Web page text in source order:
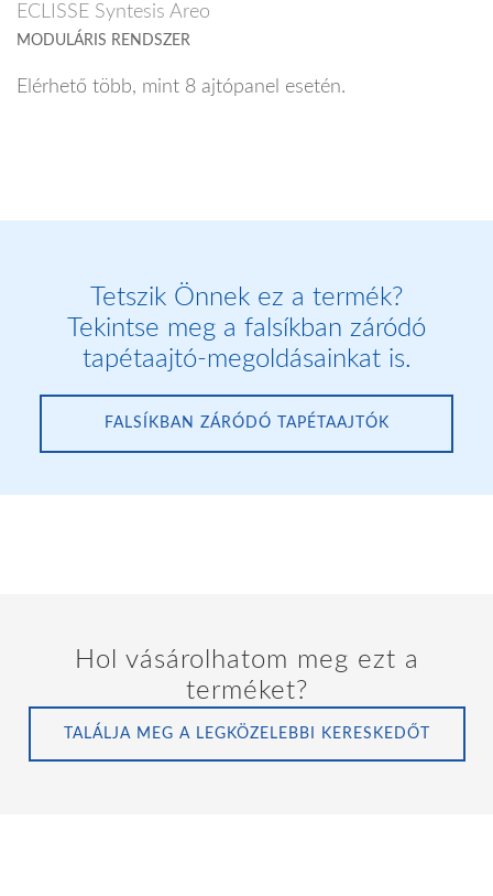
ECLISSE Syntesis Areo
MODULÁRIS RENDSZER
Elérhető több, mint 8 ajtópanel esetén.
Tetszik Önnek ez a termék?
Tekintse meg a falsíkban záródó
tapétaajtó-megoldásainkat is.
FALSÍKBAN ZÁRÓDÓ TAPÉTAAJTÓK
Hol vásárolhatom meg ezt a
terméket?
TALÁLJA MEG A LEGKÖZELEBBI KERESKEDŐT